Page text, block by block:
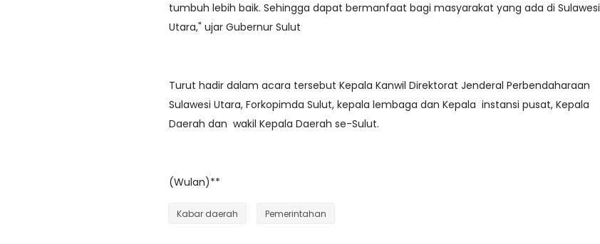
tumbuh lebih baik. Sehingga dapat bermanfaat bagi masyarakat yang ada di Sulawesi
Utara," ujar Gubernur Sulut
Turut hadir dalam acara tersebut Kepala Kanwil Direktorat Jenderal Perbendaharaan
Sulawesi Utara, Forkopimda Sulut, kepala lembaga dan Kepala instansi pusat, Kepala
Daerah dan wakil Kepala Daerah se-Sulut.
(Wulan)**
Kabar daerah Pemerintahan